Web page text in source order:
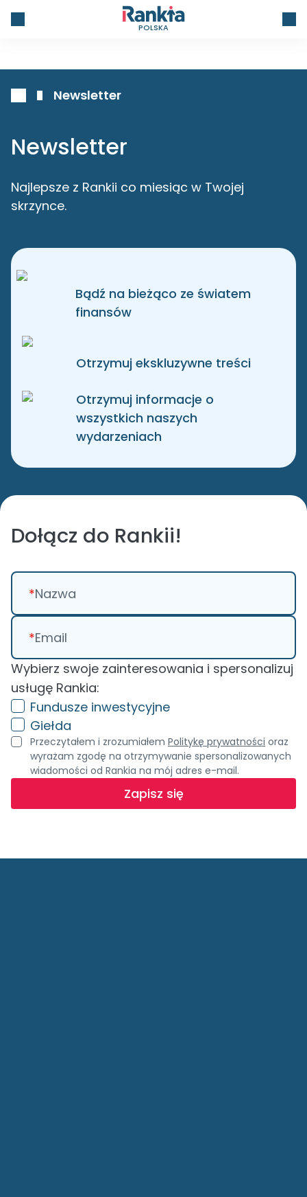
POLSKA
Newsletter
Newsletter
Najlepsze z Rankii co miesiąc w Twojej
skrzynce.
Dołącz do Rankii!
*Nazwa
*Email
Wybierz swoje zainteresowania i spersonalizuj
usługę Rankia:
Fundusze inwestycyjne
Giełda
Przeczytałem i zrozumiałem Politykę prywatności oraz
wyrażam zgodę na otrzymywanie spersonalizowanych
wiadomości od Rankia na mój adres e-mail.
Zapisz się
Bądź na bieżąco ze światem
finansów
Otrzymuj ekskluzywne treści
Otrzymuj informacje o
wszystkich naszych
wydarzeniach